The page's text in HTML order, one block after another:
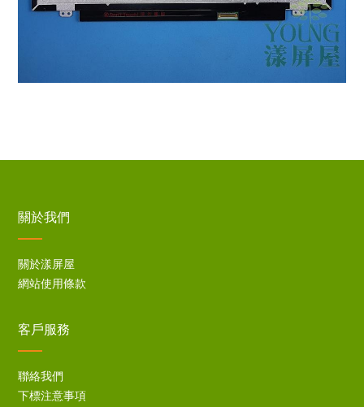
關於我們
關於漾屏屋
網站使用條款
客戶服務
聯絡我們
下標注意事項